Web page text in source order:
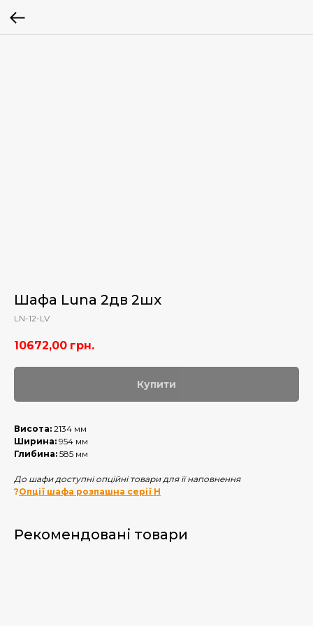
Шафа Luna 2дв 2шх
LN-12-LV
10672,00 грн.
Купити
Висота: 2134 мм
Ширина: 954 мм
Глибина: 585 мм
До шафи доступні опційні товари для її наповнення
?Опції шафа розпашна серії Н
Рекомендовані товари